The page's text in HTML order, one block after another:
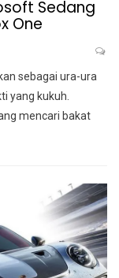
Sedang
One
sebagai ura-ura
yang kukuh.
mencari bakat